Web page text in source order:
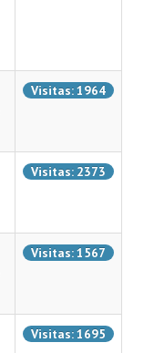
Visitas: 1964
Visitas: 2373
Visitas: 1567
Visitas: 1695